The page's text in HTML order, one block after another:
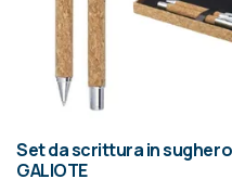
Set da scrittura in sughero
GALIOTE